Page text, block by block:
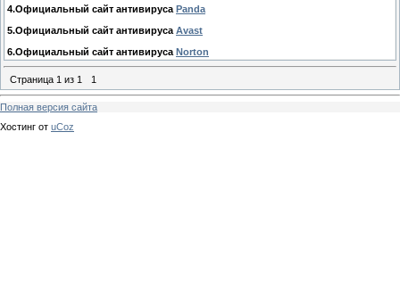
4.Официальный сайт антивируса Panda
5.Официальный сайт антивируса Avast
6.Официальный сайт антивируса Norton
Страница 1 из 1 1
Полная версия сайта
Хостинг от uCoz